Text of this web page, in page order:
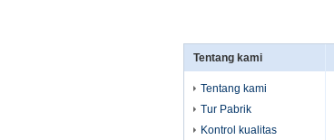
Tentang kami
Tentang kami
Tur Pabrik
Kontrol kualitas